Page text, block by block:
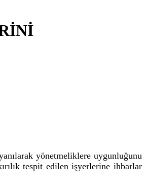
yönetmeliklere uygunluğunu
tespit edilen işyerlerine ihbarlar